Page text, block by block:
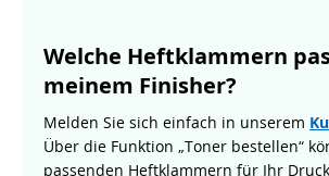
Welche Heftklammern
meinem Finisher?
Melden Sie sich einfach in unserem
Über die Funktion „Toner bestellen“
passenden Heftklammern für Ihr